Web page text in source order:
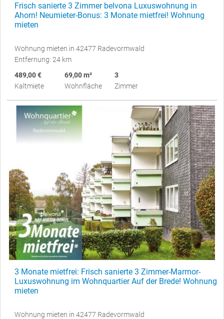
Frisch sanierte 3 Zimmer belvona Luxuswohnung in
Ahorn! Neumieter-Bonus: 3 Monate mietfrei! Wohnung
mieten
Wohnung mieten in 42477 Radevormwald
Entfernung: 24 km
489,00 €
Kaltmiete
69,00 m²
Wohnfläche
3
Zimmer
3 Monate mietfrei: Frisch sanierte 3 Zimmer-Marmor-
Luxuswohnung im Wohnquartier Auf der Brede! Wohnung
mieten
Wohnung mieten in 42477 Radevormwald